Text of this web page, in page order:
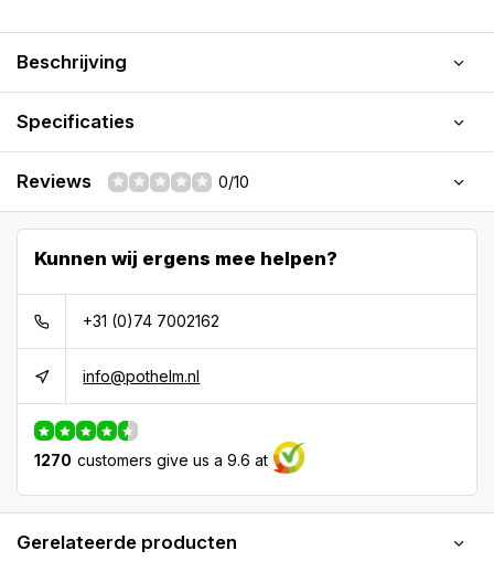
Beschrijving
Specificaties
Reviews 0/10
Kunnen wij ergens mee helpen?
+31 (0)74 7002162
info@pothelm.nl
1270 customers give us a 9.6 at
Gerelateerde producten